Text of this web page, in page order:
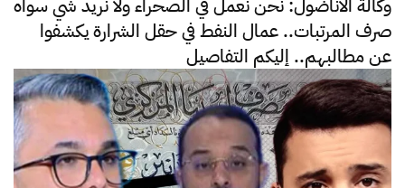
صرف المرتبات.. عمال النفط في حقل الشرارة يكشفوا
عن مطالبهم.. إليكم التفاصيل